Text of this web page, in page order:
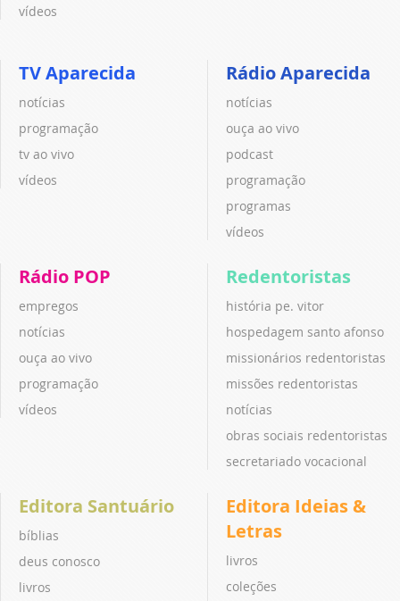
vídeos
TV Aparecida
notícias
programação
tv ao vivo
vídeos
Rádio Aparecida
notícias
ouça ao vivo
podcast
programação
programas
vídeos
Rádio POP
empregos
notícias
ouça ao vivo
programação
vídeos
Redentoristas
história pe. vitor
hospedagem santo afonso
missionários redentoristas
missões redentoristas
notícias
obras sociais redentoristas
secretariado vocacional
Editora Santuário
bíblias
deus conosco
livros
Editora Ideias &
Letras
livros
coleções